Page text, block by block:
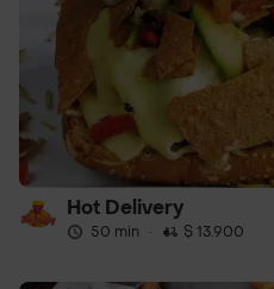
Hot Delivery
50 min · $ 13.900